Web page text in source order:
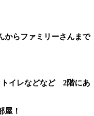
からファミリーさんまで
トイレなどなど 2階にあ
屋！